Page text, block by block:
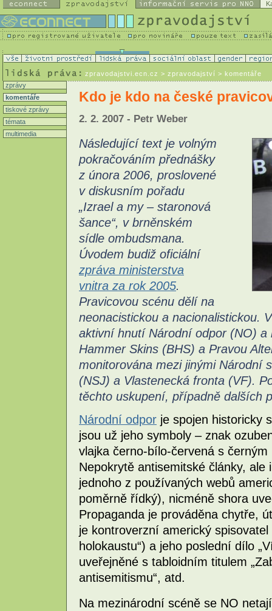
zpravodajstvi.ecn.cz > zpravodajství > komentáře
zprávy
komentáře
tiskové zprávy
témata
multimedia
Kdo je kdo na české
2. 2. 2007 - Petr Weber
Následující text je volným
pokračováním přednášky
z února 2006, proslovené
v diskusním pořadu
„Izrael a my – staronová
šance“, v brněnském
sídle ombudsmana.
Úvodem budiž oficiální
zpráva ministerstva
vnitra za rok 2005.
Pravicovou scénu dělí na
neonacistickou a nacionalistickou.
aktivní hnutí Národní odpor (NO)
Hammer Skins (BHS) a Pravou
monitorována mezi jinými Národní
(NSJ) a Vlastenecká fronta (VF).
těchto uskupení, případně dalších
Národní odpor je spojen historicky
jsou už jeho symboly – znak
vlajka černo-bílo-červená s
Nepokrytě antisemitské články,
jednoho z používaných webů
poměrně řídký), nicméně shora
Propaganda je prováděna chytře,
je kontroverzní americký
holokaustu“) a jeho poslední dílo
uveřejněné s tabloidním titulem
antisemitismu“, atd.
Na mezinárodní scéně se NO